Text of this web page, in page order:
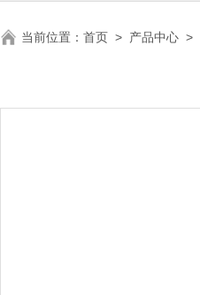
当前位置： 首页 > 产品中心 >